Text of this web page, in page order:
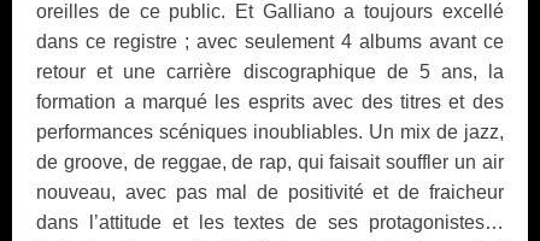
oreilles de ce public. Et Galliano a toujours excellé
dans ce registre ; avec seulement 4 albums avant ce
retour et une carrière discographique de 5 ans, la
formation a marqué les esprits avec des titres et des
performances scéniques inoubliables. Un mix de jazz,
de groove, de reggae, de rap, qui faisait souffler un air
nouveau, avec pas mal de positivité et de fraicheur
dans l’attitude et les textes de ses protagonistes…